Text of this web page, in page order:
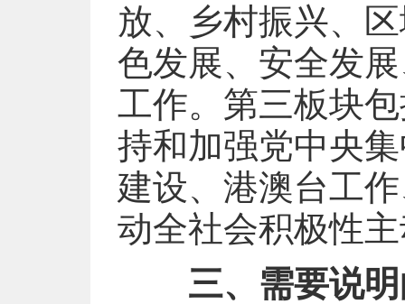
放、乡村振兴、
色发展、安全发
工作。第三板块
持和加强党中央
建设、港澳台工
动全社会积极性
三、需要说